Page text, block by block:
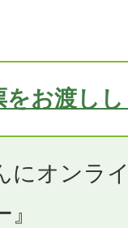
をお渡し
にオンラ